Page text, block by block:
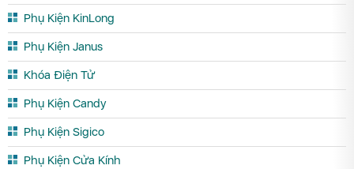
Phụ Kiện KinLong
Phụ Kiện Janus
Khóa Điện Tử
Phụ Kiện Candy
Phụ Kiện Sigico
Phụ Kiện Cửa Kính